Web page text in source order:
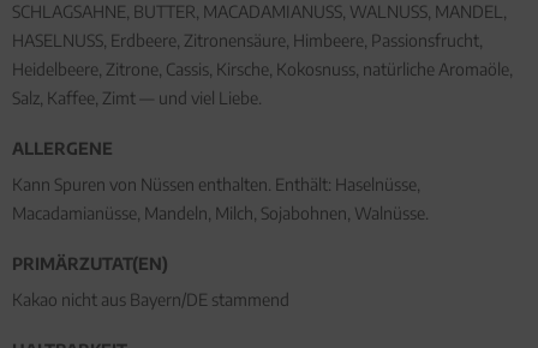
SCHLAGSAHNE, BUTTER, MACADAMIANUSS, WALNUSS, MANDEL,
HASELNUSS, Erdbeere, Zitronensäure, Himbeere, Passionsfrucht,
Heidelbeere, Zitrone, Cassis, Kirsche, Kokosnuss, natürliche Aromaöle,
Salz, Kaffee, Zimt — und viel Liebe.
ALLERGENE
Kann Spuren von Nüssen enthalten. Enthält: Haselnüsse,
Macadamianüsse, Mandeln, Milch, Sojabohnen, Walnüsse.
PRIMÄRZUTAT(EN)
Kakao nicht aus Bayern/DE stammend